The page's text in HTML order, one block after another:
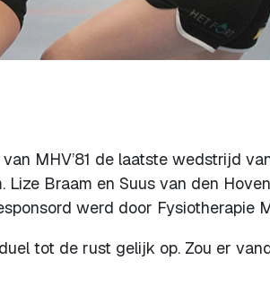
MHV’81 de laatste wedstrijd
Braam en Suus van den
werd door Fysiotherapie
tot de rust gelijk op. Zou er